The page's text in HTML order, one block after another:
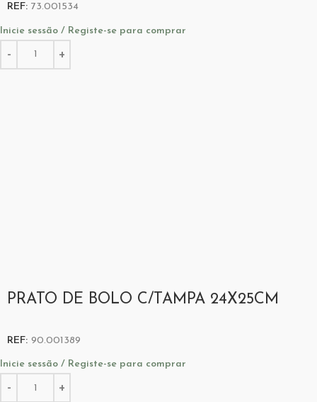
REF: 73.001534
Inicie sessão / Registe-se para comprar
PRATO DE BOLO C/TAMPA 24X25CM
REF: 90.001389
Inicie sessão / Registe-se para comprar